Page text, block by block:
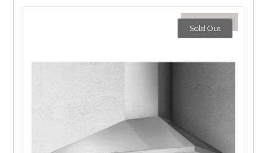
٩٣٦,٠٠ د.إ
Sold Out